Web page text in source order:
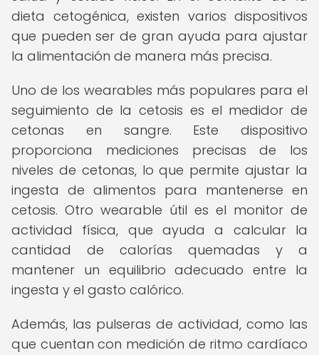
dieta cetogénica, existen varios dispositivos
que pueden ser de gran ayuda para ajustar
la alimentación de manera más precisa.
Uno de los wearables más populares para el
seguimiento de la cetosis es el medidor de
cetonas en sangre. Este dispositivo
proporciona mediciones precisas de los
niveles de cetonas, lo que permite ajustar la
ingesta de alimentos para mantenerse en
cetosis. Otro wearable útil es el monitor de
actividad física, que ayuda a calcular la
cantidad de calorías quemadas y a
mantener un equilibrio adecuado entre la
ingesta y el gasto calórico.
Además, las pulseras de actividad, como las
que cuentan con medición de ritmo cardíaco